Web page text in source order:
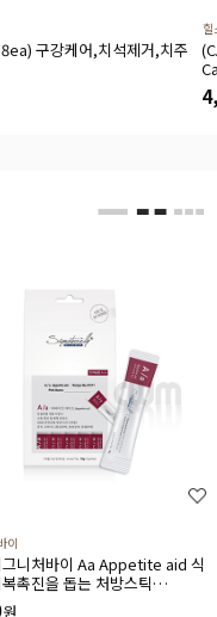
구강케어,치석제거,치주
힐
이
그니처바이 Aa Appetite aid 식
촉진을 돕는 처방스틱
원